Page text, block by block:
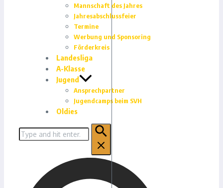
Mannschaft des Jahres
Jahresabschlussfeier
Termine
Werbung und Sponsoring
Förderkreis
Landesliga
A-Klasse
Jugend
Ansprechpartner
Jugendcamps beim SVH
Oldies
Suchen
nach: